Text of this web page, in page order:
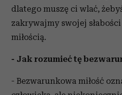
dlatego muszę ci wlać,
zakrywajmy swojej
miłością.
- Jak rozumieć tę
- Bezwarunkowa miłość